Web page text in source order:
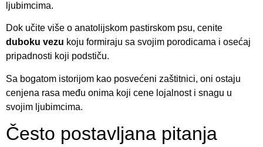
ljubimcima.
Dok učite više o anatolijskom pastirskom psu, cenite
duboku vezu koju formiraju sa svojim porodicama i osećaj
pripadnosti koji podstiču.
Sa bogatom istorijom kao posvećeni zaštitnici, oni ostaju
cenjena rasa među onima koji cene lojalnost i snagu u
svojim ljubimcima.
Često postavljana pitanja